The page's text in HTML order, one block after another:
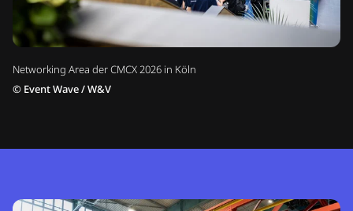
Networking Area der CMCX 2026 in Köln
© Event Wave / W&V